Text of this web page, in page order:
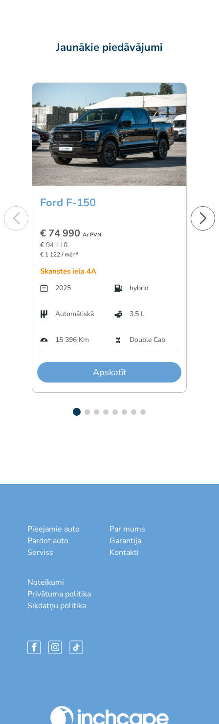
Jaunākie piedāvājumi
Ford F-150
€ 74 990Ar PVN
€ 94 110
€ 1 122 / mēn*
Skanstes iela 4A
2025 hybrid
Automātiskā 3.5 L
15 396 Km Double Cab
Apskatīt
€
Pieejamie auto
Pārdot auto
Serviss
Par mums
Garantija
Kontakti
Noteikumi
Privātuma politika
Sīkdatņu politika